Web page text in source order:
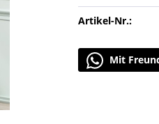
Artikel-Nr.:
Mit